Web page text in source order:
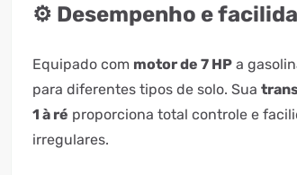
⚙️ Desempenho e
Equipado com motor de 7 HP a
para diferentes tipos de solo. Sua
1 à ré proporciona total controle e
irregulares.